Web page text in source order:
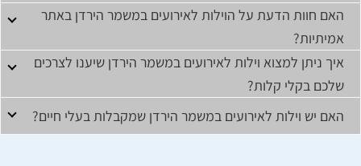
האם חוות הדעת על הוילות לאירועים במשמר הירדן באתר
אמיתיות?
איך ניתן למצוא וילות לאירועים במשמר הירדן שיענו לצרכים
שלכם בקלי קלות?
האם יש וילות לאירועים במשמר הירדן שמקבלות בעלי חיים?